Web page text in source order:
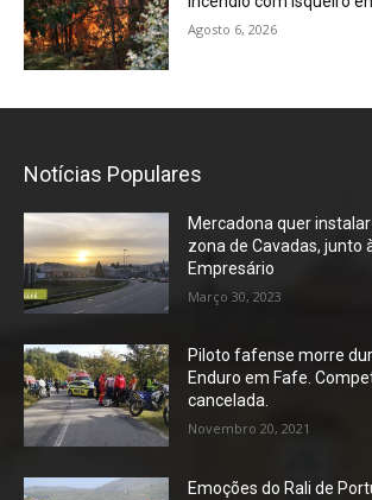
Agosto 6, 2026
Notícias Populares
Mercadona quer
zona de Cavadas, junto
Empresário
Março 30, 2023
Piloto fafense morre
Enduro em Fafe.
cancelada.
Novembro 20, 2021
Emoções do Rali de